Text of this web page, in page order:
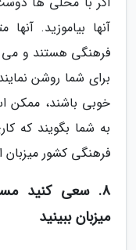
آنها بیاموزید.
فرهنگی هستند و می
برای شما روشن
خوبی باشند، ممکن
به شما بگویند که
فرهنگی کشور
8. سعی کنید
میزبان ببینید